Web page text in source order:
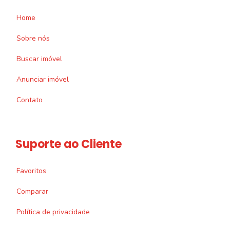
Home
Sobre nós
Buscar imóvel
Anunciar imóvel
Contato
Suporte ao Cliente
Favoritos
Comparar
Política de privacidade